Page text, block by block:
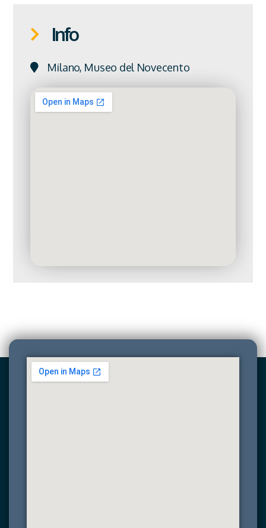
Info
Milano, Museo del Novecento